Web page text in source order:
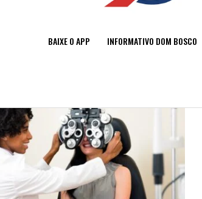
BAIXE O APP INFORMATIVO DOM BOSCO